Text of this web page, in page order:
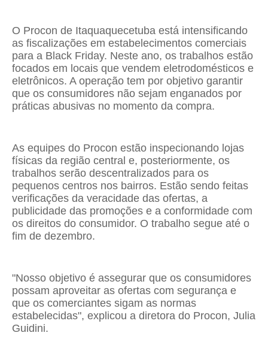
O Procon de Itaquaquecetuba está intensificando
as fiscalizações em estabelecimentos comerciais
para a Black Friday. Neste ano, os trabalhos estão
focados em locais que vendem eletrodomésticos e
eletrônicos. A operação tem por objetivo garantir
que os consumidores não sejam enganados por
práticas abusivas no momento da compra.
As equipes do Procon estão inspecionando lojas
físicas da região central e, posteriormente, os
trabalhos serão descentralizados para os
pequenos centros nos bairros. Estão sendo feitas
verificações da veracidade das ofertas, a
publicidade das promoções e a conformidade com
os direitos do consumidor. O trabalho segue até o
fim de dezembro.
"Nosso objetivo é assegurar que os consumidores
possam aproveitar as ofertas com segurança e
que os comerciantes sigam as normas
estabelecidas", explicou a diretora do Procon, Julia
Guidini.